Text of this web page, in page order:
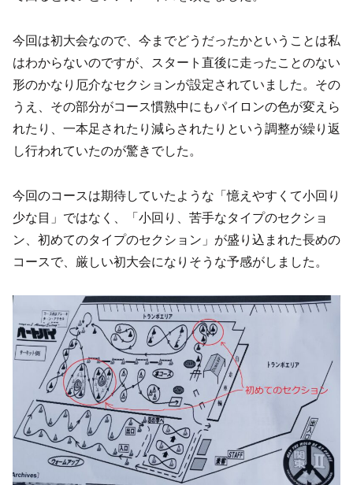
今回は初大会なので、今までどうだったかということは私
はわからないのですが、スタート直後に走ったことのない
形のかなり厄介なセクションが設定されていました。その
うえ、その部分がコース慣熟中にもパイロンの色が変えら
れたり、一本足されたり減らされたりという調整が繰り返
し行われていたのが驚きでした。
今回のコースは期待していたような「憶えやすくて小回り
少な目」ではなく、「小回り、苦手なタイプのセクショ
ン、初めてのタイプのセクション」が盛り込まれた長めの
コースで、厳しい初大会になりそうな予感がしました。